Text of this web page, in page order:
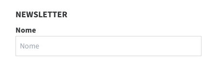
NEWSLETTER
Nome